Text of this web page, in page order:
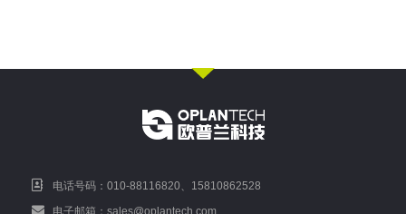
电话号码：010-88116820、15810862528